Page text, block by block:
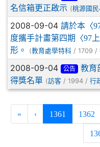
名信箱更正啟示 (桃源國
2008-09-04 請於本〈
度攜手計畫第四期〈97
形。
(教育處學特科 / 1709 /
2008-09-04 公告
教育
得獎名單 (訪客 / 1994 / 行
« ‹ 1361 (current)
1362